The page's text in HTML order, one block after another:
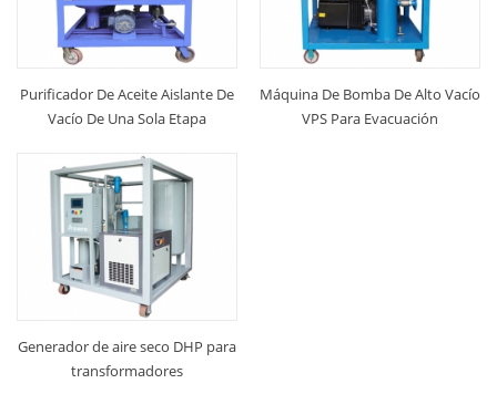
Purificador De Aceite Aislante De
Vacío De Una Sola Etapa
Máquina De Bomba De Alto Vacío
VPS Para Evacuación
Generador de aire seco DHP para
transformadores